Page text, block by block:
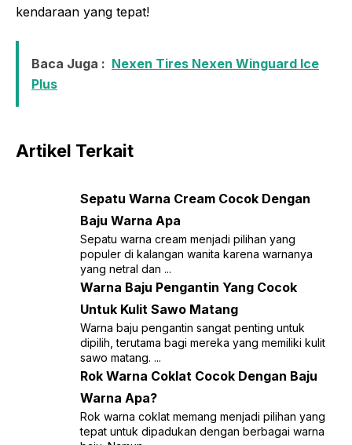
kendaraan yang tepat!
Baca Juga : Nexen Tires Nexen Winguard Ice
Plus
Artikel Terkait
Sepatu Warna Cream Cocok Dengan
Baju Warna Apa
Sepatu warna cream menjadi pilihan yang
populer di kalangan wanita karena warnanya
yang netral dan ...
Warna Baju Pengantin Yang Cocok
Untuk Kulit Sawo Matang
Warna baju pengantin sangat penting untuk
dipilih, terutama bagi mereka yang memiliki kulit
sawo matang. ...
Rok Warna Coklat Cocok Dengan Baju
Warna Apa?
Rok warna coklat memang menjadi pilihan yang
tepat untuk dipadukan dengan berbagai warna